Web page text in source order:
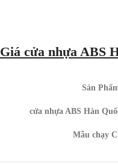
Giá cửa nhựa ABS
Sản
cửa nhựa ABS Hàn
Mẫu chạy